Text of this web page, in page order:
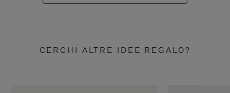
CERCHI ALTRE IDEE REGALO?